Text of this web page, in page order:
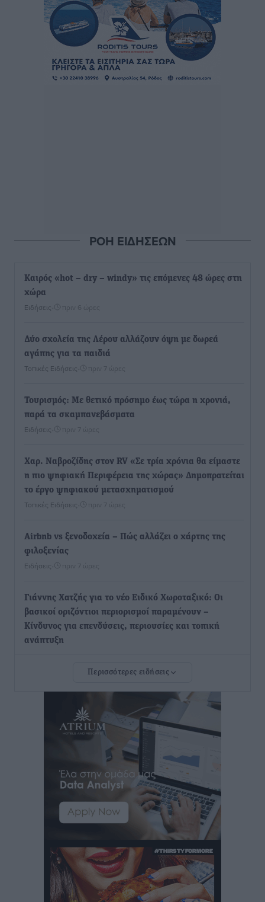
ΡΟΗ ΕΙΔΗΣΕΩΝ
Καιρός «hot – dry – windy» τις επόμενες 48 ώρες στη
χώρα
Ειδήσεις πριν 6 ώρες
Δύο σχολεία της Λέρου αλλάζουν όψη με δωρεά
αγάπης για τα παιδιά
Τοπικές Ειδήσεις πριν 7 ώρες
Τουρισμός: Με θετικό πρόσημο έως τώρα η χρονιά,
παρά τα σκαμπανεβάσματα
Ειδήσεις πριν 7 ώρες
Χαρ. Ναβροζίδης στον RV «Σε τρία χρόνια θα είμαστε
η πιο ψηφιακή Περιφέρεια της χώρας» Δημοπρατείται
το έργο ψηφιακού μετασχηματισμού
Τοπικές Ειδήσεις πριν 7 ώρες
Airbnb vs ξενοδοχεία – Πώς αλλάζει ο χάρτης της
φιλοξενίας
Ειδήσεις πριν 7 ώρες
Γιάννης Χατζής για το νέο Ειδικό Χωροταξικό: Οι
βασικοί οριζόντιοι περιορισμοί παραμένουν –
Κίνδυνος για επενδύσεις, περιουσίες και τοπική
ανάπτυξη
δεν υπάρχουν περιθώρια εφησυχασμού
πριν 7 ώρες
Στον Άγιο Νικόλαο Χάλκης ανοίγει ξανά το
ανανεωμένο εκκλησιαστικό μουσείο από τη Λέσχη
Lions Χάλκης
Τοπικές Ειδήσεις• πριν 8 ώρες
Ρόδος: «Βουλιάζει» από τουρίστες – Πάνω από 1 εκατ.
επιβάτες και 55 κρουαζιερόπλοια
Τοπικές Ειδήσεις πριν 8 ώρες
Γ’ Εθνική Κατηγορία: Οι ημερομηνίες των
αγωνιστικών της κανονικής περιόδου
Περισσότερες ειδήσεις